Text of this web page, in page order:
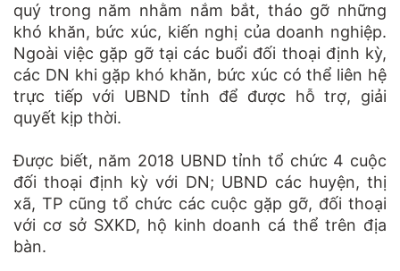
quý trong năm nhằm nắm bắt, tháo gỡ những
khó khăn, bức xúc, kiến nghị của doanh nghiệp.
Ngoài việc gặp gỡ tại các buổi đối thoại định kỳ,
các DN khi gặp khó khăn, bức xúc có thể liên hệ
trực tiếp với UBND tỉnh để được hỗ trợ, giải
quyết kịp thời.
Được biết, năm 2018 UBND tỉnh tổ chức 4 cuộc
đối thoại định kỳ với DN; UBND các huyện, thị
xã, TP cũng tổ chức các cuộc gặp gỡ, đối thoại
với cơ sở SXKD, hộ kinh doanh cá thể trên địa
bàn.